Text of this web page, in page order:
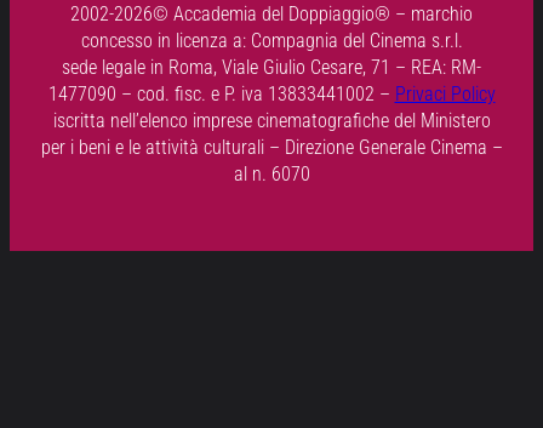
2002-2026© Accademia del Doppiaggio® – marchio
concesso in licenza a: Compagnia del Cinema s.r.l.
sede legale in Roma, Viale Giulio Cesare, 71 – REA: RM-
1477090 – cod. fisc. e P. iva 13833441002 – Privaci Policy
iscritta nell’elenco imprese cinematografiche del Ministero
per i beni e le attività culturali – Direzione Generale Cinema –
al n. 6070